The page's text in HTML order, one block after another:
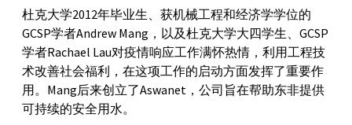
杜克大学2012年毕业生、获机械工程和经济学学位的
GCSP学者Andrew Mang，以及杜克大学大四学生、GCSP
学者Rachael Lau对疫情响应工作满怀热情，利用工程技
术改善社会福利，在这项工作的启动方面发挥了重要作
用。Mang后来创立了Aswanet，公司旨在帮助东非提供
可持续的安全用水。